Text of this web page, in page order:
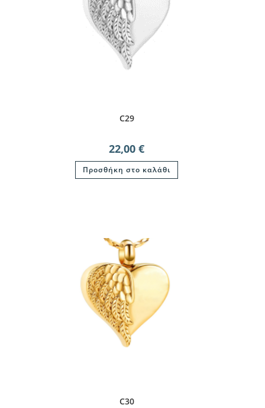
C29
22,00 €
Προσθήκη στο καλάθι
C30